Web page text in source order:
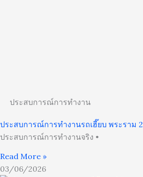
ประสบการณ์การทำงาน
ประสบการณ์การทำงานรถเฮี๊ยบ พระราม 2
ประสบการณ์การทำงานจริง •
Read More »
03/06/2026